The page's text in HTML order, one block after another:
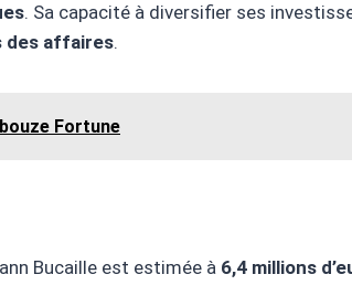
. Sa capacité à diversifier ses
des affaires.
Fortune
Bucaille est estimée à 6,4 millions